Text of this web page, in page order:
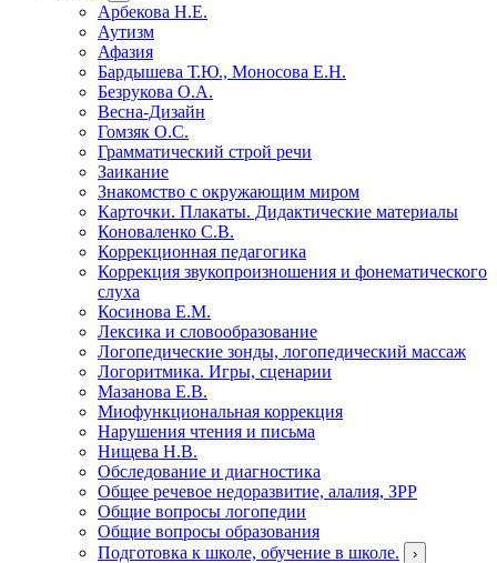
Арбекова Н.Е.
Аутизм
Афазия
Бардышева Т.Ю., Моносова Е.Н.
Безрукова О.А.
Весна-Дизайн
Гомзяк О.С.
Грамматический строй речи
Заикание
Знакомство с окружающим миром
Карточки. Плакаты. Дидактические материалы
Коноваленко С.В.
Коррекционная педагогика
Коррекция звукопроизношения и фонематического
слуха
Косинова Е.М.
Лексика и словообразование
Логопедические зонды, логопедический массаж
Логоритмика. Игры, сценарии
Мазанова Е.В.
Миофункциональная коррекция
Нарушения чтения и письма
Нищева Н.В.
Обследование и диагностика
Общее речевое недоразвитие, алалия, ЗРР
Общие вопросы логопедии
Общие вопросы образования
Подготовка к школе, обучение в школе.
›